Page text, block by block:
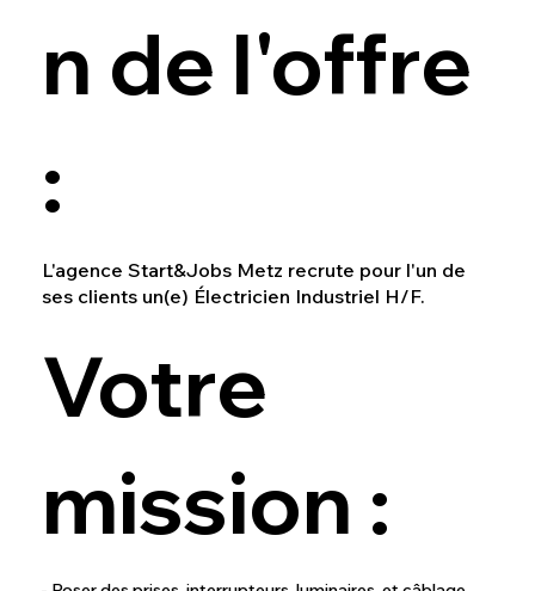
n de l'offre
:
L'agence Start&Jobs Metz recrute pour l'un de
ses clients un(e) Électricien Industriel H/F.
Votre
mission :